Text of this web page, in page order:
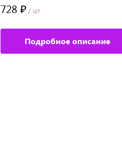
728 ₽ / шт
Подробное описание